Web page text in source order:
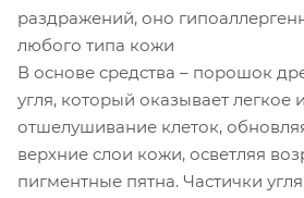
раздражений, оно
любого типа кожи
В основе средства – порошок
угля, который оказывает легкое
отшелушивание клеток,
верхние слои кожи, осветляя
пигментные пятна. Частички